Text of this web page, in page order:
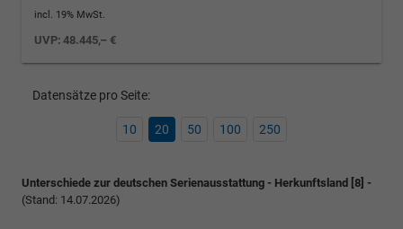
incl. 19% MwSt.
UVP:48.445,– €
Datensätze pro Seite:
10 20 50 100 250
Unterschiede zur deutschen Serienausstattung - Herkunftsland [8] -
(Stand: 14.07.2026)